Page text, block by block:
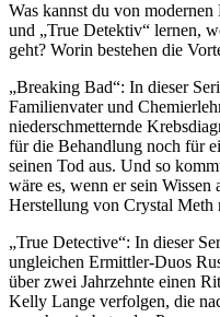
Was kannst du von
und „True Detektiv“ lernen,
geht? Worin bestehen die
„Breaking Bad“: In dieser
Familienvater und
niederschmetternde
für die Behandlung noch für
seinen Tod aus. Und so
wäre es, wenn er sein
Herstellung von Crystal Meth
„True Detective“: In dieser
ungleichen Ermittler-Duos
über zwei Jahrzehnte einen
Kelly Lange verfolgen, die